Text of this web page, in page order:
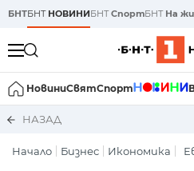
БНТБНТ НОВИНИБНТСпортБНТ На
НовиниСвятСпорт
НАЗАД
Начало Бизнес Икономика